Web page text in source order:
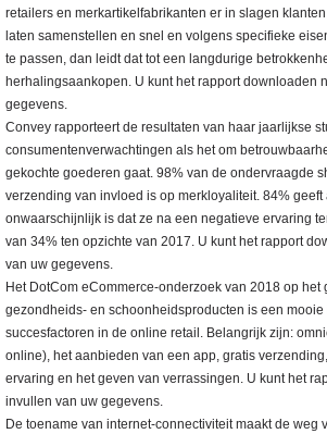
retailers en merkartikelfabrikanten er in slagen
laten samenstellen en snel en volgens specifieke
te passen, dan leidt dat tot een langdurige
herhalingsaankopen. U kunt het rapport downloaden
gegevens.
Convey rapporteert de resultaten van haar jaarlijkse
consumentenverwachtingen als het om
gekochte goederen gaat. 98% van de ondervraagde
verzending van invloed is op merkloyaliteit. 84% geeft
onwaarschijnlijk is dat ze na een negatieve ervaring
van 34% ten opzichte van 2017. U kunt het rapport
van uw gegevens.
Het DotCom eCommerce-onderzoek van 2018 op het
gezondheids- en schoonheidsproducten is een mooie
succesfactoren in de online retail. Belangrijk zijn:
online), het aanbieden van een app, gratis
ervaring en het geven van verrassingen. U kunt het
invullen van uw gegevens.
De toename van internet-connectiviteit maakt de weg